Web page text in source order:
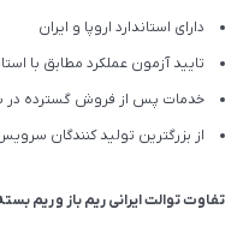
دارای استاندارد اروپا و ایران
تایید آزمون عملکرد مطابق با
خدمات پس از فروش گسترده در
از بزرگترین تولید کنندگان
تفاوت توالت ایرانیریم باز وریم